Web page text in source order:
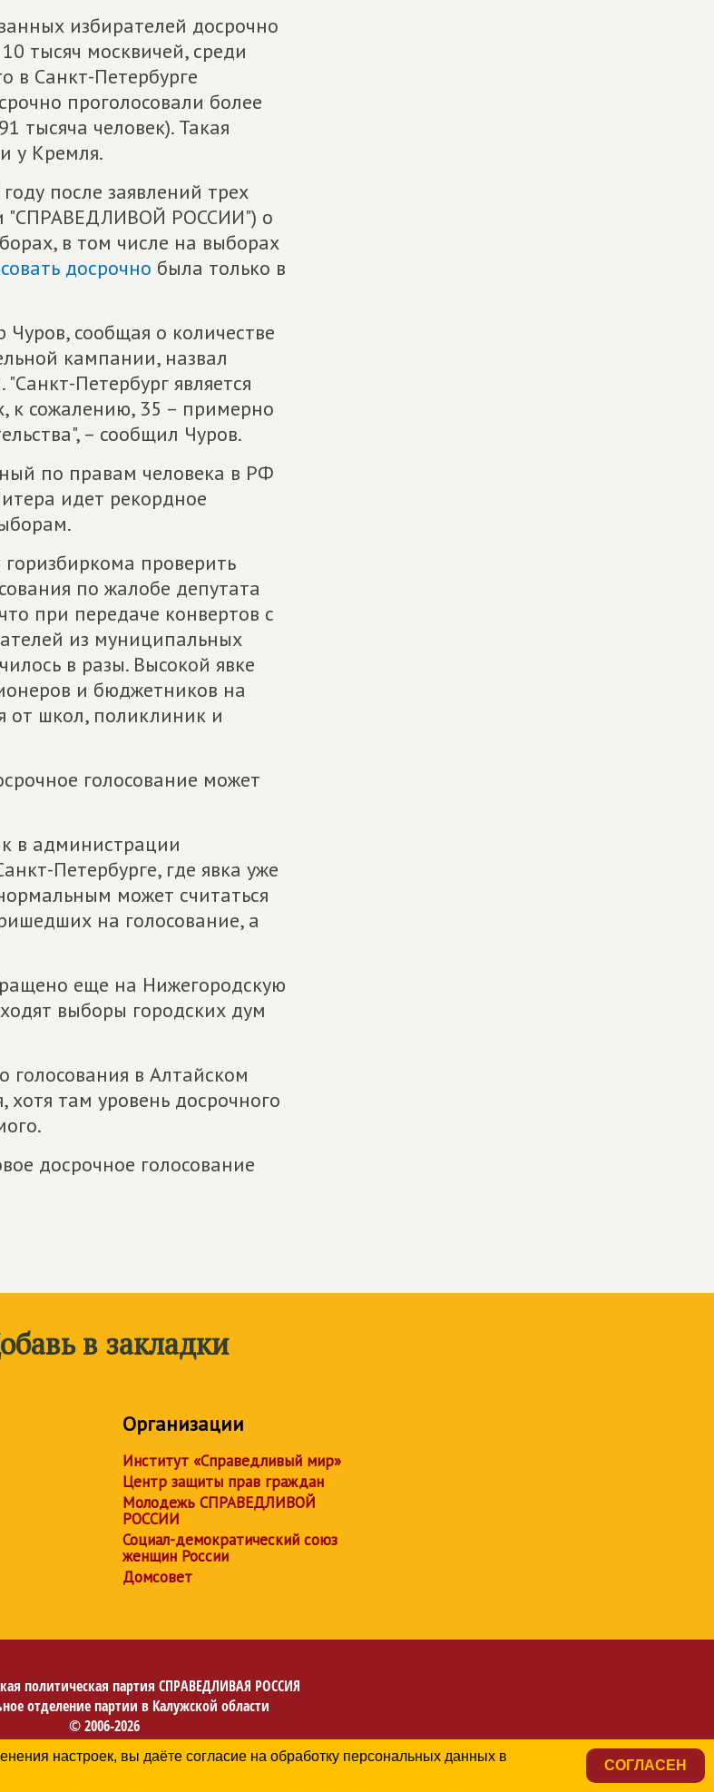
избирателей досрочно
тысяч москвичей, среди
в Санкт-Петербурге
проголосовали более
тысяча человек). Такая
у Кремля.
после заявлений трех
"СПРАВЕДЛИВОЙ РОССИИ") о
в том числе на выборах
досрочно была только в
сообщая о количестве
кампании, назвал
Петербург является
к сожалению, 35 – примерно
– сообщил Чуров.
по правам человека в РФ
идет рекордное
проверить
по жалобе депутата
при передаче конвертов с
из муниципальных
в разы. Высокой явке
и бюджетников на
от школ, поликлиник и
голосование может
в администрации
Петербурге, где явка уже
может считаться
на голосование, а
еще на Нижегородскую
выборы городских дум
голосования в Алтайском
хотя там уровень досрочного
досрочное голосование
в закладки
Организации
Институт «Справедливый мир»
Центр защиты прав граждан
Молодежь СПРАВЕДЛИВОЙ
РОССИИ
Социал-демократический союз
женщин России
Домсовет
политическая партия СПРАВЕДЛИВАЯ РОССИЯ
отделение партии в Калужской области
© 2006-2026
обработки персональных данных
настроек, вы даёте согласие на обработку персональных данных в
СОГЛАСЕН